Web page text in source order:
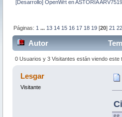
[Desarrollo] OpenWrt en ASTORIA
Páginas: 1 ... 13 14 15 16 17 18 19 [20]21 22
Autor
0 Usuarios y 3 Visitantes están viendo este
Lesgar
Visitante